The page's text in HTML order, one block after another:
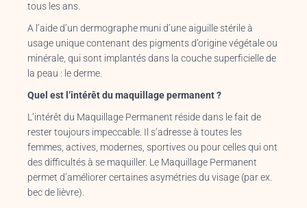
tous les ans.
A l’aide d’un dermographe muni d’une aiguille stérile à
usage unique contenant des pigments d’origine végétale ou
minérale, qui sont implantés dans la couche superficielle de
la peau : le derme.
Quel est l’intérêt du maquillage permanent ?
L’intérêt du Maquillage Permanent réside dans le fait de
rester toujours impeccable. Il s’adresse à toutes les
femmes, actives, modernes, sportives ou pour celles qui ont
des difficultés à se maquiller. Le Maquillage Permanent
permet d’améliorer certaines asymétries du visage (par ex.
bec de lièvre).